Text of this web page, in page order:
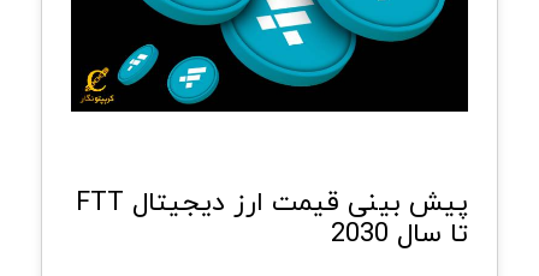
پیش بینی قیمت ارز دیجیتال FTT
تا سال 2030